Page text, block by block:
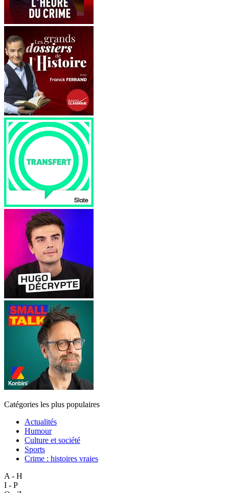
Catégories les plus populaires
Actualités
Humour
Culture et société
Sports
Crime : histoires vraies
A - H
I - P